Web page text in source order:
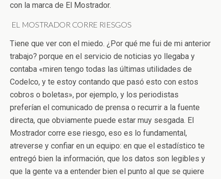
con la marca de El Mostrador.
EL MOSTRADOR CORRE RIESGOS
Tiene que ver con el miedo. ¿Por qué me fui de mi anterior
trabajo? porque en el servicio de noticias yo llegaba y
contaba «miren tengo todas las últimas utilidades de
Codelco, y te estoy contando que pasó esto con estos
cobros o boletas», por ejemplo, y los periodistas
preferían el comunicado de prensa o recurrir a la fuente
directa, que obviamente puede estar muy sesgada. El
Mostrador corre ese riesgo, eso es lo fundamental,
atreverse y confiar en un equipo: en que el estadístico te
entregó bien la información, que los datos son legibles y
que la gente va a entender bien el punto al que se quiere